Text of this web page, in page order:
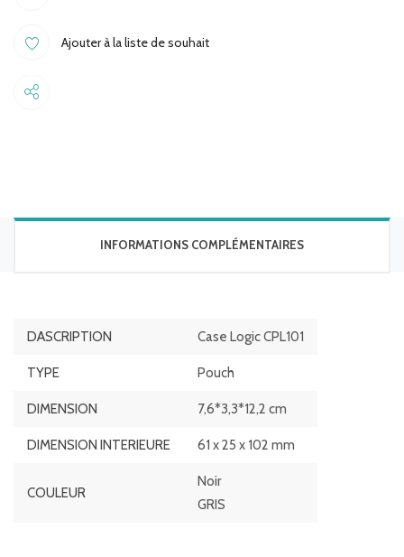
Ajouter à la liste de souhait
INFORMATIONS COMPLÉMENTAIRES
DASCRIPTION Case Logic CPL101
TYPE Pouch
DIMENSION 7,6*3,3*12,2 cm
DIMENSION INTERIEURE 61 x 25 x 102 mm
COULEUR
Noir
GRIS